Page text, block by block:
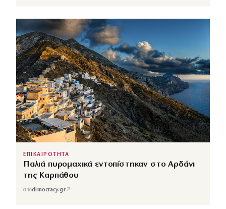
ΕΠΙΚΑΙΡΟΤΗΤΑ
Παλιά πυρομαχικά εντοπίστηκαν στο Αρδάνι
της Καρπάθου
απόdimocracy.gr↗